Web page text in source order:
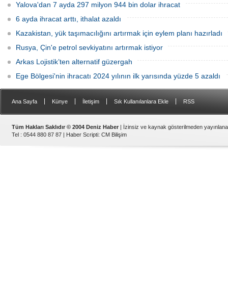
Yalova'dan 7 ayda 297 milyon 944 bin dolar ihracat
6 ayda ihracat arttı, ithalat azaldı
Kazakistan, yük taşımacılığını artırmak için eylem planı hazırladı
Rusya, Çin'e petrol sevkiyatını artırmak istiyor
Arkas Lojistik’ten alternatif güzergah
Ege Bölgesi'nin ihracatı 2024 yılının ilk yarısında yüzde 5 azaldı
Ana Sayfa Künye İletişim Sık Kullanılanlara Ekle RSS
Tüm Hakları Saklıdır © 2004 Deniz Haber | İzinsiz ve kaynak gösterilmeden
Tel : 0544 880 87 87 | Haber Scripti: CM Bilişim